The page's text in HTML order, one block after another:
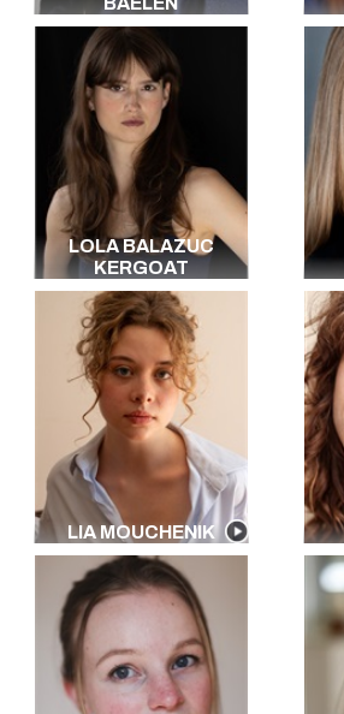
LOLA BALAZUC
KERGOAT
LIA MOUCHENIK